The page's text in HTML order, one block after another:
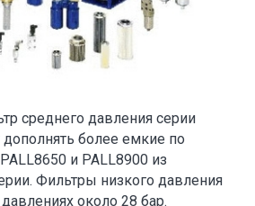
среднего давления серии
более емкие по
и PALL8900 из
Фильтры низкого давления
около 28 бар.